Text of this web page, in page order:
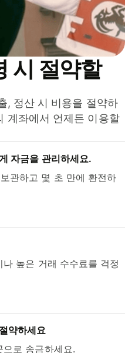
시 절약할
, 정산 시 비용을 절약하
계좌에서 언제든 이용할
자금을 관리하세요.
관하고 몇 초 만에 환전하
높은 거래 수수료를 걱정
약하세요
로 송금하세요.